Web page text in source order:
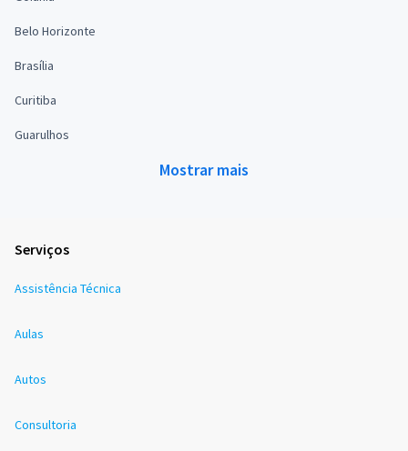
Belo Horizonte
Brasília
Curitiba
Guarulhos
Mostrar mais
Serviços
Assistência Técnica
Aulas
Autos
Consultoria